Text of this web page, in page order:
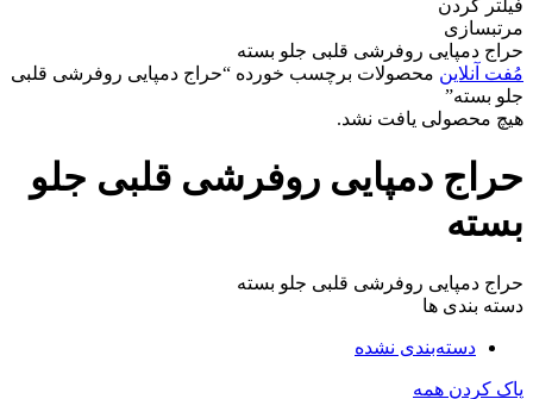
فیلتر کردن
مرتبسازی
حراج دمپایی روفرشی قلبی جلو بسته
مُفت آنلاین محصولات برچسب خورده “حراج دمپایی روفرشی قلبی
جلو بسته”
هیچ محصولی یافت نشد.
حراج دمپایی روفرشی قلبی جلو
بسته
حراج دمپایی روفرشی قلبی جلو بسته
دسته بندی ها
دسته‌بندی نشده
پاک کردن همه